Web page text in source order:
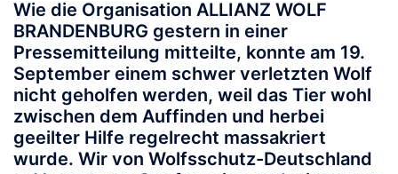
Wie die Organisation ALLIANZ WOLF
BRANDENBURG gestern in einer
Pressemitteilung mitteilte, konnte am 19.
September einem schwer verletzten Wolf
nicht geholfen werden, weil das Tier wohl
zwischen dem Auffinden und herbei
geeilter Hilfe regelrecht massakriert
wurde. Wir von Wolfsschutz-Deutschland